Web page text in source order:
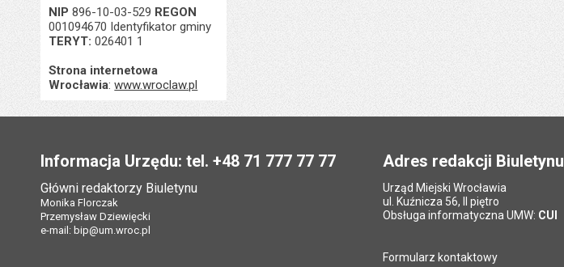
NIP 896-10-03-529 REGON
001094670 Identyfikator gminy
TERYT: 026401 1
Strona internetowa
Wrocławia:www.wroclaw.pl
Informacja Urzędu: tel. +48 71 777 77 77
Główni redaktorzy Biuletynu
Monika Florczak
Przemysław Dziewięcki
e-mail: bip@um.wroc.pl
Adres redakcji Biuletynu
Urząd Miejski Wrocławia
ul. Kuźnicza 56, II piętro
Obsługa informatyczna UMW: CUI
Formularz kontaktowy